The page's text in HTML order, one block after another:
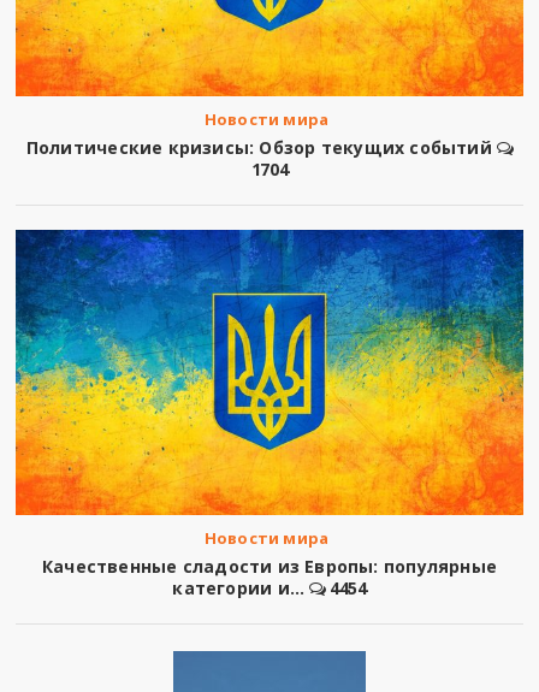
Новости мира
Политические кризисы: Обзор текущих событий
1704
Новости мира
Качественные сладости из Европы: популярные
категории и...
4454